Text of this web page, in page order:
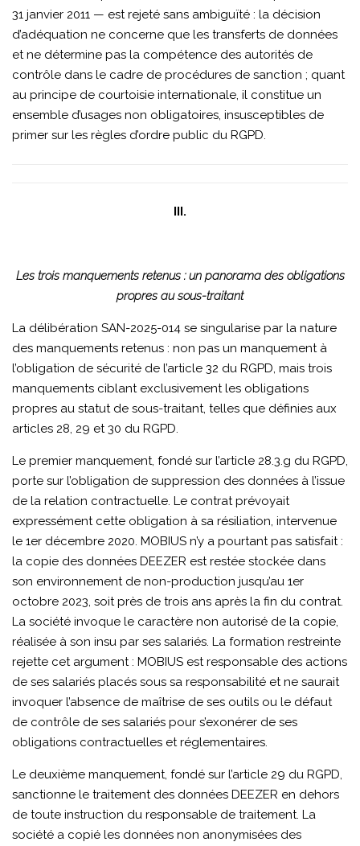
31 janvier 2011 — est rejeté sans ambiguïté : la décision
d’adéquation ne concerne que les transferts de données
et ne détermine pas la compétence des autorités de
contrôle dans le cadre de procédures de sanction ; quant
au principe de courtoisie internationale, il constitue un
ensemble d’usages non obligatoires, insusceptibles de
primer sur les règles d’ordre public du RGPD.
III.
Les trois manquements retenus : un panorama des obligations
propres au sous-traitant
La délibération SAN-2025-014 se singularise par la nature
des manquements retenus : non pas un manquement à
l’obligation de sécurité de l’article 32 du RGPD, mais trois
manquements ciblant exclusivement les obligations
propres au statut de sous-traitant, telles que définies aux
articles 28, 29 et 30 du RGPD.
Le premier manquement, fondé sur l’article 28.3.g du RGPD,
porte sur l’obligation de suppression des données à l’issue
de la relation contractuelle. Le contrat prévoyait
expressément cette obligation à sa résiliation, intervenue
le 1er décembre 2020. MOBIUS n’y a pourtant pas satisfait :
la copie des données DEEZER est restée stockée dans
son environnement de non-production jusqu’au 1er
octobre 2023, soit près de trois ans après la fin du contrat.
La société invoque le caractère non autorisé de la copie,
réalisée à son insu par ses salariés. La formation restreinte
rejette cet argument : MOBIUS est responsable des actions
de ses salariés placés sous sa responsabilité et ne saurait
invoquer l’absence de maîtrise de ses outils ou le défaut
de contrôle de ses salariés pour s’exonérer de ses
obligations contractuelles et réglementaires.
Le deuxième manquement, fondé sur l’article 29 du RGPD,
sanctionne le traitement des données DEEZER en dehors
de toute instruction du responsable de traitement. La
société a copié les données non anonymisées des